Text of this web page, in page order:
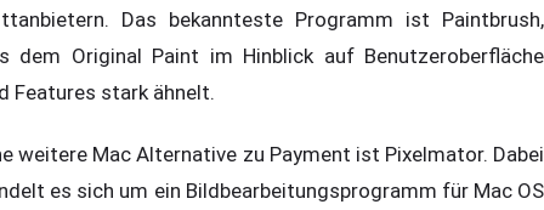
Das bekannteste Programm ist Paintbrush,
dem Original Paint im Hinblick auf Benutzeroberfläche
Features stark ähnelt.
weitere Mac Alternative zu Payment ist Pixelmator. Dabei
es sich um ein Bildbearbeitungsprogramm für Mac OS